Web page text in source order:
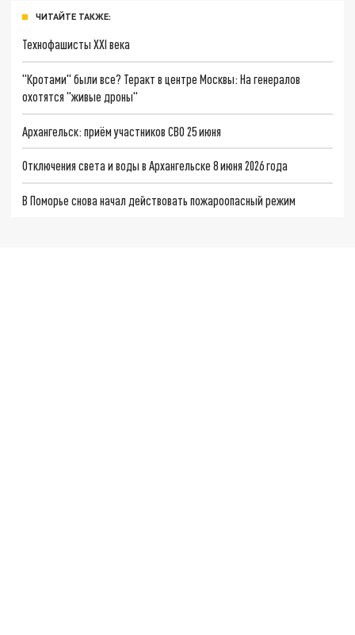
ЧИТАЙТЕ ТАКЖЕ:
Технофашисты XXI века
"Кротами" были все? Теракт в центре Москвы: На генералов
охотятся "живые дроны"
Архангельск: приём участников СВО 25 июня
Отключения света и воды в Архангельске 8 июня 2026 года
В Поморье снова начал действовать пожароопасный режим